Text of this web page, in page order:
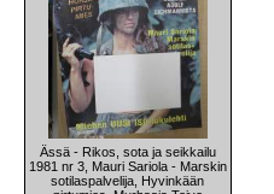
Ässä - Rikos, sota ja seikkailu
1981 nr 3, Mauri Sariola - Marskin
sotilaspalvelija, Hyvinkään